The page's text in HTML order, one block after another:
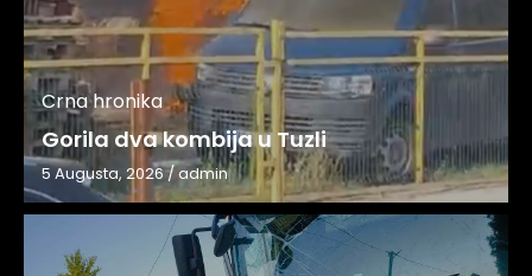
Crna hronika
Gorila dva kombija u Tuzli
5 Augusta, 2026/admin